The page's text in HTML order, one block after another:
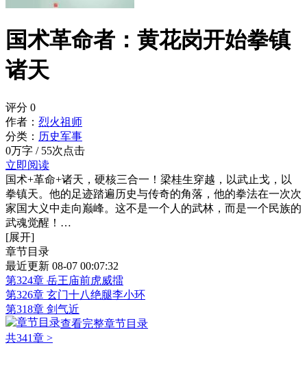
国术革命者：黄花岗开始拳镇
诸天
评分 0
作者： 烈火祖师
分类： 历史军事
0万字 / 55次点击
立即阅读
国术+革命+诸天，硬核三合一！梁桂生穿越，以武止戈，以
拳镇天。他的足迹踏遍历史与传奇的角落，他的拳法在一次次
家国大义中走向巅峰。这不是一个人的武林，而是一个民族的
武魂觉醒！…
[展开]
章节目录
最近更新 08-07 00:07:32
第324章 岳王庙前虎威擂
第326章 玄门十八绝腿李小环
第318章 剑气近
查看完整章节目录
共341章 >